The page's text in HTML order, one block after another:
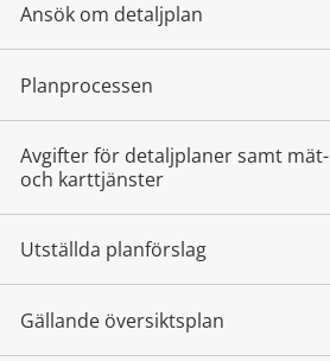
Ansök om detaljplan
Planprocessen
Avgifter för detaljplaner samt mät-
och karttjänster
Utställda planförslag
Gällande översiktsplan